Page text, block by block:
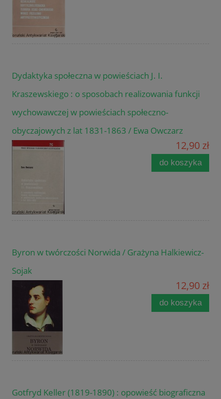
Dydaktyka społeczna w powieściach J. I.
Kraszewskiego : o sposobach realizowania funkcji
wychowawczej w powieściach społeczno-
obyczajowych z lat 1831-1863 / Ewa Owczarz
12,90 zł
do koszyka
Byron w twórczości Norwida / Grażyna Halkiewicz-
Sojak
12,90 zł
do koszyka
Gotfryd Keller (1819-1890) : opowieść biograficzna